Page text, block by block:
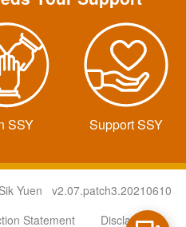
SSY Support SSY
Yuen v2.07.patch3.20210610
Statement
Disclaimer